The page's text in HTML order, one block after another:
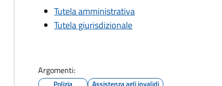
Tutela amministrativa
Tutela giurisdizionale
Argomenti:
Polizia Assistenza agli invalidi